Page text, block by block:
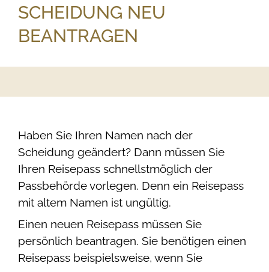
SCHEIDUNG NEU
BEANTRAGEN
Haben Sie Ihren Namen nach der
Scheidung geändert? Dann müssen Sie
Ihren Reisepass schnellstmöglich der
Passbehörde vorlegen. Denn ein Reisepass
mit altem Namen ist ungültig.
Einen neuen Reisepass müssen Sie
persönlich beantragen. Sie benötigen einen
Reisepass beispielsweise, wenn Sie